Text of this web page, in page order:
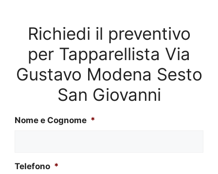
Richiedi il preventivo
per Tapparellista Via
Gustavo Modena Sesto
San Giovanni
Nome e Cognome *
Telefono *